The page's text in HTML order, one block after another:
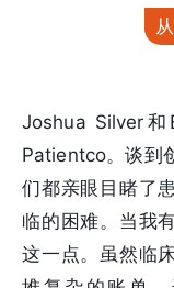
Joshua Silver
Patientco。谈到
们都亲眼目睹了
临的困难。当我
这一点。虽然临